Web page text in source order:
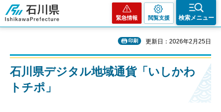
石川県
緊急情報 閲覧支援 検索メニュー
印刷 更新日：2026年2月25日
石川県デジタル地域通貨「いしかわ
トチポ」